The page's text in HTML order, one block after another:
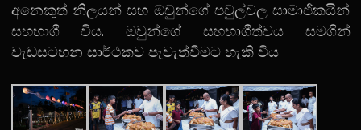
අනෙකුත් නිලයන් සහ ඔවුන්ගේ පවුල්වල සාමාජිකයින්
සහභාගී විය. ඔවුන්ගේ සහභාගීත්වය සමගින්
වැඩසටහන සාර්ථකව පැවැත්වීමට හැකි විය.